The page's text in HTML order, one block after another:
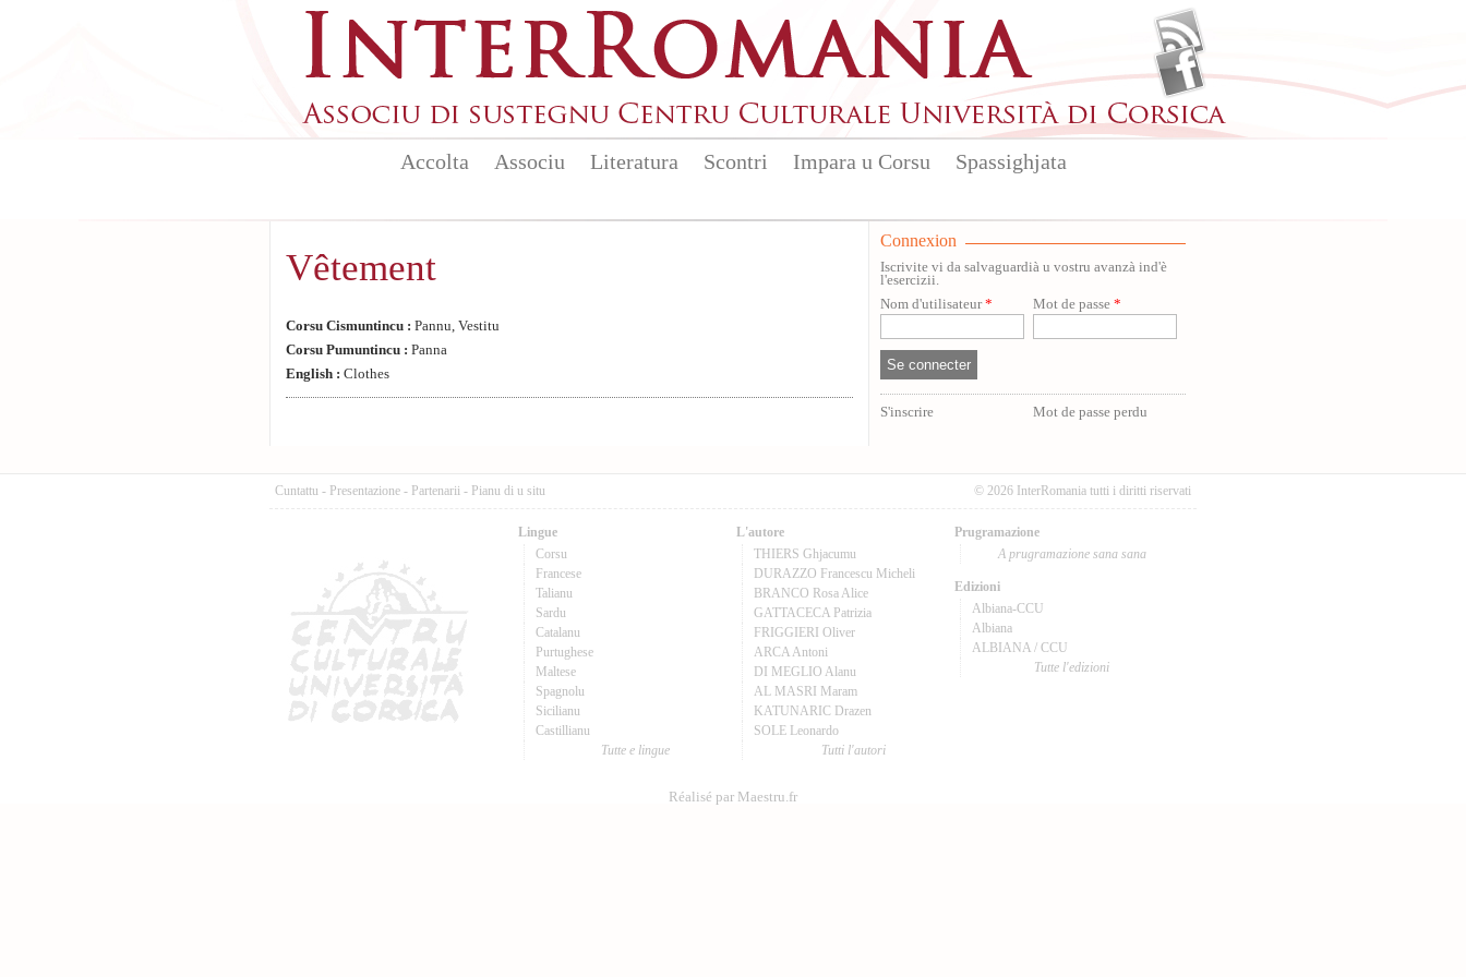
Accolta Associu Literatura Scontri Impara u Corsu Spassighjata
Vêtement
Corsu Cismuntincu : Pannu, Vestitu
Corsu Pumuntincu : Panna
English : Clothes
Connexion
Iscrivite vi da salvaguardià u vostru avanzà ind'è
l'esercizii.
Nom d'utilisateur* Mot de passe *
S'inscrire Mot de passe perdu
Cuntattu - Presentazione - Partenarii - Pianu di u situ © 2026 InterRomania tutti i diritti riservati
Lingue
Corsu
Francese
Talianu
Sardu
Catalanu
Purtughese
Maltese
Spagnolu
Sicilianu
Castillianu
Tutte e lingue
L'autore
THIERS Ghjacumu
DURAZZO Francescu Micheli
BRANCO Rosa Alice
GATTACECA Patrizia
FRIGGIERI Oliver
ARCA Antoni
DI MEGLIO Alanu
AL MASRI Maram
KATUNARIC Drazen
SOLE Leonardo
Tutti l'autori
Prugramazione
A prugramazione sana sana
Edizioni
Albiana-CCU
Albiana
ALBIANA / CCU
Tutte l'edizioni
Réalisé par Maestru.fr